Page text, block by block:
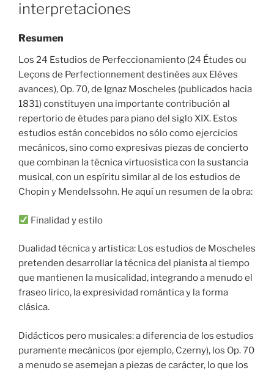
interpretaciones
Resumen
Los 24 Estudios de Perfeccionamiento (24 Études ou
Leçons de Perfectionnement destinées aux Eléves
avances), Op. 70, de Ignaz Moscheles (publicados hacia
1831) constituyen una importante contribución al
repertorio de études para piano del siglo XIX. Estos
estudios están concebidos no sólo como ejercicios
mecánicos, sino como expresivas piezas de concierto
que combinan la técnica virtuosística con la sustancia
musical, con un espíritu similar al de los estudios de
Chopin y Mendelssohn. He aquí un resumen de la obra:
Finalidad y estilo
Dualidad técnica y artística: Los estudios de Moscheles
pretenden desarrollar la técnica del pianista al tiempo
que mantienen la musicalidad, integrando a menudo el
fraseo lírico, la expresividad romántica y la forma
clásica.
Didácticos pero musicales: a diferencia de los estudios
puramente mecánicos (por ejemplo, Czerny), los Op. 70
a menudo se asemejan a piezas de carácter, lo que los